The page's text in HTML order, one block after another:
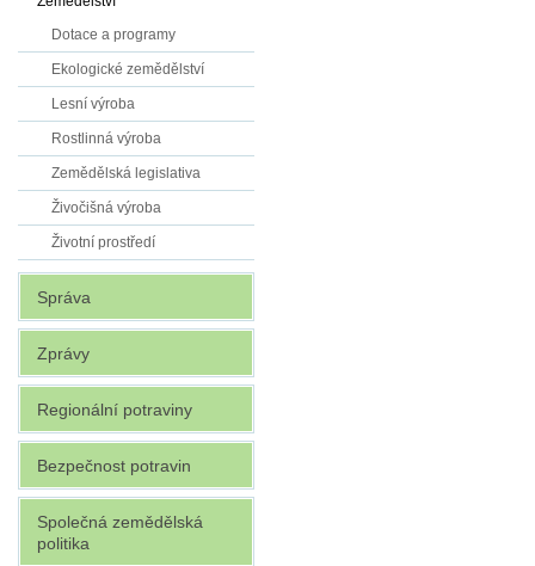
Dotace a programy
Ekologické zemědělství
Lesní výroba
Rostlinná výroba
Zemědělská legislativa
Živočišná výroba
Životní prostředí
Správa
Zprávy
Regionální potraviny
Bezpečnost potravin
Společná zemědělská
politika